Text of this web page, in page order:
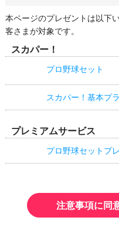
本ページのプレゼントは以下
客さまが対象です。
スカパー！
プロ野球セット
スカパー！基本プ
プレミアムサービス
プロ野球セットプ
注意事項に同